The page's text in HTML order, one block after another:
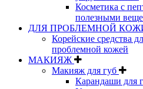
Косметика с
полезными
ДЛЯ ПРОБЛЕМНОЙ
Корейские средства
проблемной кожей
МАКИЯЖ
Макияж для губ
Карандаши для